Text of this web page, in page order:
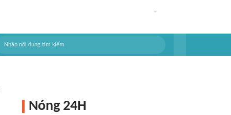
Nóng 24H